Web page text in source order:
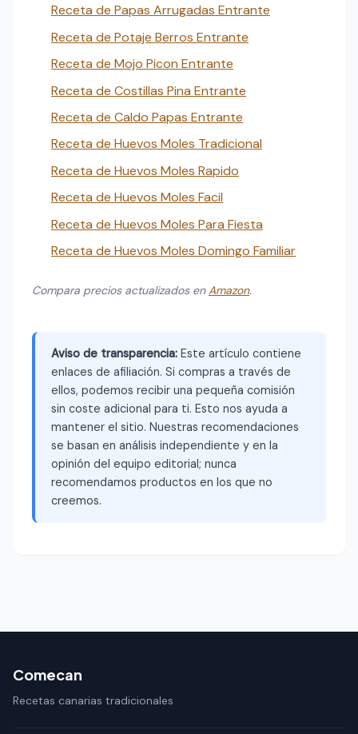
Receta de Papas Arrugadas Entrante
Receta de Potaje Berros Entrante
Receta de Mojo Picon Entrante
Receta de Costillas Pina Entrante
Receta de Caldo Papas Entrante
Receta de Huevos Moles Tradicional
Receta de Huevos Moles Rapido
Receta de Huevos Moles Facil
Receta de Huevos Moles Para Fiesta
Receta de Huevos Moles Domingo Familiar
Compara precios actualizados enAmazon.
Aviso de transparencia: Este artículo contiene
enlaces de afiliación. Si compras a través de
ellos, podemos recibir una pequeña comisión
sin coste adicional para ti. Esto nos ayuda a
mantener el sitio. Nuestras recomendaciones
se basan en análisis independiente y en la
opinión del equipo editorial; nunca
recomendamos productos en los que no
creemos.
Comecan
Recetas canarias tradicionales